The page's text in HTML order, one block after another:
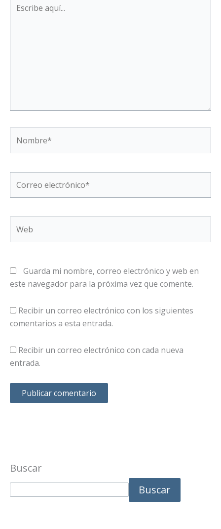
aquí...
electrónico*
Guarda mi nombre, correo electrónico y web en
este navegador para la próxima vez que comente.
Recibir un correo electrónico con los siguientes
comentarios a esta entrada.
Recibir un correo electrónico con cada nueva
entrada.
Buscar
Buscar